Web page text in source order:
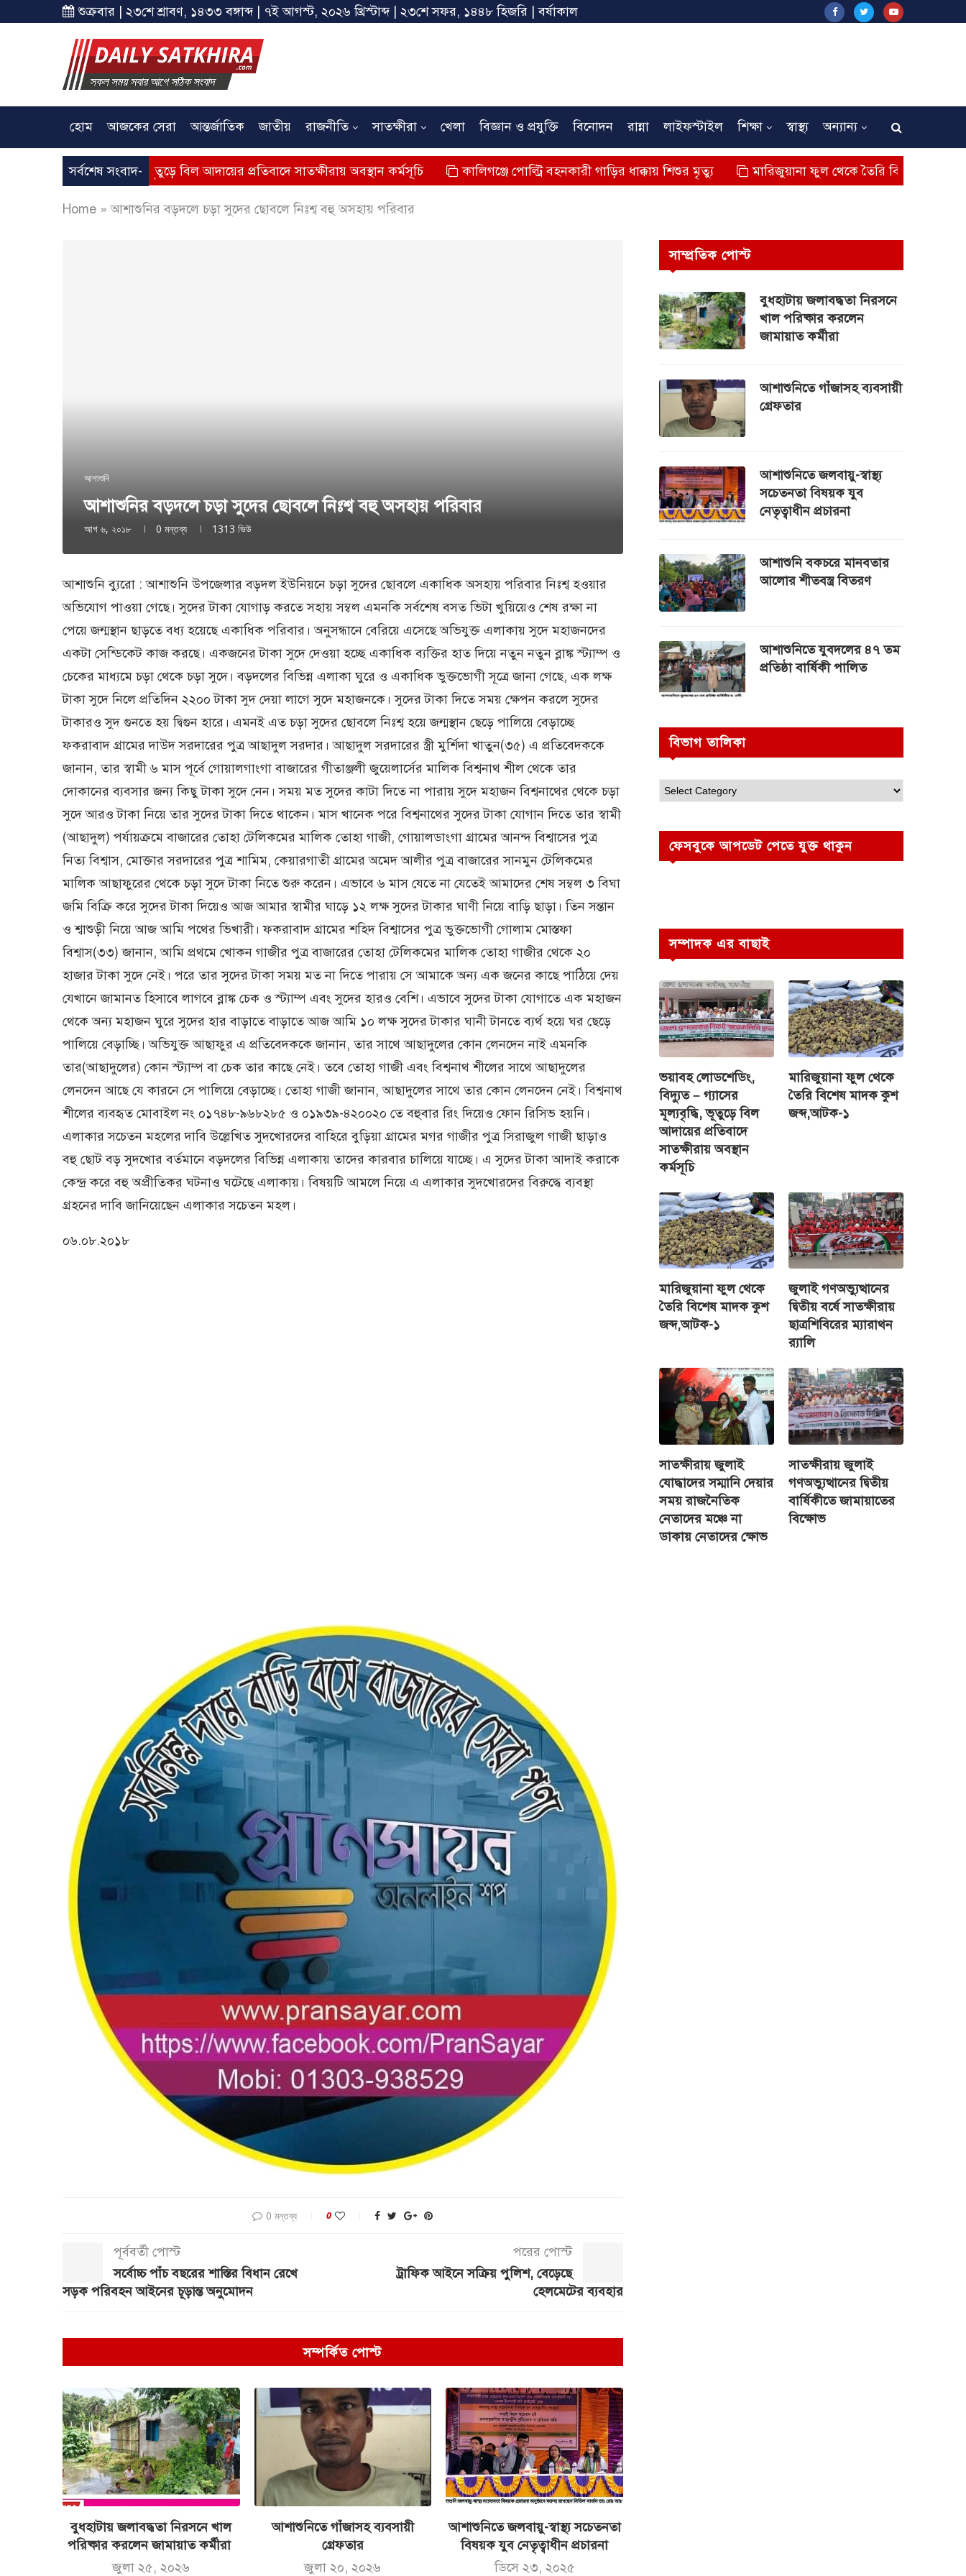
শুক্রবার | ২৩শে শ্রাবণ, ১৪৩৩ বঙ্গাব্দ | ৭ই আগস্ট, ২০২৬ খ্রিস্টাব্দ | ২৩শে সফর, ১৪৪৮ হিজরি | বর্ষাকাল
হোম আজকের সেরা আন্তর্জাতিক জাতীয় রাজনীতি সাতক্ষীরা খেলা বিজ্ঞান ও প্রযুক্তি বিনোদন রান্না লাইফস্টাইল শিক্ষা স্বাস্থ্য অন্যান্য
সর্বশেষ সংবাদ-
মূল্যবৃদ্ধি, ভূতুড়ে বিল আদায়ের প্রতিবাদে সাতক্ষীরায় অবস্থান কর্মসূচি কালিগঞ্জে পোল্ট্রি বহনকারী গাড়ির ধাক্কায় শিশুর মৃত্যু মারিজুয়ানা ফুল থেকে তৈরি বিশেষ মাদক কুশ
Home »আশাশুনির বড়দলে চড়া সুদের ছোবলে নিঃশ্ব বহু অসহায় পরিবার
আশাশুনি
আশাশুনির বড়দলে চড়া সুদের ছোবলে নিঃশ্ব বহু অসহায় পরিবার
আগ ৬, ২০১৮ 0 মন্তব্য 1313 ভিউ
আশাশুনি ব্যুরো : আশাশুনি উপজেলার বড়দল ইউনিয়নে চড়া সুদের ছোবলে একাধিক অসহায় পরিবার নিঃশ্ব হওয়ার
অভিযোগ পাওয়া গেছে। সুদের টাকা যোগাড় করতে সহায় সম্বল এমনকি সর্বশেষ বসত ভিটা খুয়িয়েও শেষ রক্ষা না
পেয়ে জন্মস্থান ছাড়তে বধ্য হয়েছে একাধিক পরিবার। অনুসন্ধানে বেরিয়ে এসেছে অভিযুক্ত এলাকায় সুদে মহাজনদের
একটা সেন্ডিকেট কাজ করছে। একজনের টাকা সুদে দেওয়া হচ্ছে একাধিক ব্যক্তির হাত দিয়ে নতুন নতুন ব্লাঙ্ক স্ট্যাম্প ও
চেকের মাধ্যমে চড়া থেকে চড়া সুদে। বড়দলের বিভিন্ন এলাকা ঘুরে ও একাধিক ভুক্তভোগী সূত্রে জানা গেছে, এক লক্ষ
টাকা সুদে নিলে প্রতিদিন ২২০০ টাকা সুদ দেয়া লাগে সুদে মহাজনকে। সুদের টাকা দিতে সময় ক্ষেপন করলে সুদের
টাকারও সুদ গুনতে হয় দ্বিগুন হারে। এমনই এত চড়া সুদের ছোবলে নিঃশ্ব হয়ে জন্মস্থান ছেড়ে পালিয়ে বেড়াচ্ছে
ফকরাবাদ গ্রামের দাউদ সরদারের পুত্র আছাদুল সরদার। আছাদুল সরদারের স্ত্রী মুর্শিদা খাতুন(৩৫) এ প্রতিবেদককে
জানান, তার স্বামী ৬ মাস পূর্বে গোয়ালগাংগা বাজারের গীতাঞ্জলী জুয়েলার্সের মালিক বিশ্বনাথ শীল থেকে তার
দোকানের ব্যবসার জন্য কিছু টাকা সুদে নেন। সময় মত সুদের কাটা দিতে না পারায় সুদে মহাজন বিশ্বনাথের থেকে চড়া
সুদে আরও টাকা নিয়ে তার সুদের টাকা দিতে থাকেন। মাস খানেক পরে বিশ্বনাথের সুদের টাকা যোগান দিতে তার স্বামী
(আছাদুল) পর্যায়ক্রমে বাজারের তোহা টেলিকমের মালিক তোহা গাজী, গোয়ালডাংগা গ্রামের আনন্দ বিশ্বাসের পুত্র
নিত্য বিশ্বাস, মোক্তার সরদারের পুত্র শামিম, কেয়ারগাতী গ্রামের অমেদ আলীর পুত্র বাজারের সানমুন টেলিকমের
মালিক আছাফুরের থেকে চড়া সুদে টাকা নিতে শুরু করেন। এভাবে ৬ মাস যেতে না যেতেই আমাদের শেষ সম্বল ৩ বিঘা
জমি বিক্রি করে সুদের টাকা দিয়েও আজ আমার স্বামীর ঘাড়ে ১২ লক্ষ সুদের টাকার ঘাণী নিয়ে বাড়ি ছাড়া। তিন সন্তান
ও শ্বাশুড়ী নিয়ে আজ আমি পথের ভিখারী। ফকরাবাদ গ্রামের শহিদ বিশ্বাসের পুত্র ভুক্তভোগী গোলাম মোস্তফা
বিশ্বাস(৩৩) জানান, আমি প্রথমে খোকন গাজীর পুত্র বাজারের তোহা টেলিকমের মালিক তোহা গাজীর থেকে ২০
হাজার টাকা সুদে নেই। পরে তার সুদের টাকা সময় মত না দিতে পারায় সে আমাকে অন্য এক জনের কাছে পাঠিয়ে দেয়
যেখানে জামানত হিসাবে লাগবে ব্লাঙ্ক চেক ও স্ট্যাম্প এবং সুদের হারও বেশি। এভাবে সুদের টাকা যোগাতে এক মহাজন
থেকে অন্য মহাজন ঘুরে সুদের হার বাড়াতে বাড়াতে আজ আমি ১০ লক্ষ সুদের টাকার ঘানী টানতে ব্যর্থ হয়ে ঘর ছেড়ে
পালিয়ে বেড়াচ্ছি। অভিযুক্ত আছাফুর এ প্রতিবেদককে জানান, তার সাথে আছাদুলের কোন লেনদেন নাই এমনকি
তার(আছাদুলের) কোন স্ট্যাম্প বা চেক তার কাছে নেই। তবে তোহা গাজী এবং বিশ্বনাথ শীলের সাথে আছাদুলের
লেনদেন আছে যে কারনে সে পালিয়ে বেড়াচ্ছে। তোহা গাজী জানান, আছাদুলের সাথে তার কোন লেনদেন নেই। বিশ্বনাথ
শীলের ব্যবহৃত মোবাইল নং ০১৭৪৮-৯৬৮২৮৫ ও ০১৯৩৯-৪২০০২০ তে বহুবার রিং দিয়েও ফোন রিসিভ হয়নি।
এলাকার সচেতন মহলের দাবি উল্লেখিত সুদখোরদের বাহিরে বুড়িয়া গ্রামের মগর গাজীর পুত্র সিরাজুল গাজী ছাড়াও
বহু ছোট বড় সুদখোর বর্তমানে বড়দলের বিভিন্ন এলাকায় তাদের কারবার চালিয়ে যাচ্ছে। এ সুদের টাকা আদাই করাকে
কেন্দ্র করে বহু অপ্রীতিকর ঘটনাও ঘটেছে এলাকায়। বিষয়টি আমলে নিয়ে এ এলাকার সুদখোরদের বিরুদ্ধে ব্যবস্থা
গ্রহনের দাবি জানিয়েছেন এলাকার সচেতন মহল।
০৬.০৮.২০১৮
0 মন্তব্য 0
পূর্ববর্তী পোস্ট
সর্বোচ্চ পাঁচ বছরের শাস্তির বিধান রেখে
সড়ক পরিবহন আইনের চূড়ান্ত অনুমোদন
পরের পোস্ট
ট্রাফিক আইনে সক্রিয় পুলিশ, বেড়েছে
হেলমেটের ব্যবহার
সম্পর্কিত পোস্ট
বুধহাটায় জলাবদ্ধতা নিরসনে খাল
পরিষ্কার করলেন জামায়াত কর্মীরা
জুলা ২৫, ২০২৬
আশাশুনিতে গাঁজাসহ ব্যবসায়ী
গ্রেফতার
জুলা ২০, ২০২৬
আশাশুনিতে জলবায়ু-স্বাস্থ্য সচেতনতা
বিষয়ক যুব নেতৃত্বাধীন প্রচারনা
ডিসে ২৩, ২০২৫
সাম্প্রতিক পোস্ট
বুধহাটায় জলাবদ্ধতা নিরসনে
খাল পরিষ্কার করলেন
জামায়াত কর্মীরা
আশাশুনিতে গাঁজাসহ ব্যবসায়ী
গ্রেফতার
আশাশুনিতে জলবায়ু-স্বাস্থ্য
সচেতনতা বিষয়ক যুব
নেতৃত্বাধীন প্রচারনা
আশাশুনি বকচরে মানবতার
আলোর শীতবস্ত্র বিতরণ
আশাশুনিতে যুবদলের ৪৭ তম
প্রতিষ্ঠা বার্ষিকী পালিত
বিভাগ তালিকা
ফেসবুকে আপডেট পেতে যুক্ত থাকুন
সম্পাদক এর বাছাই
ভয়াবহ লোডশেডিং,
বিদ্যুত – গ্যাসের
মূল্যবৃদ্ধি, ভূতুড়ে বিল
আদায়ের প্রতিবাদে
সাতক্ষীরায় অবস্থান
কর্মসূচি
মারিজুয়ানা ফুল থেকে
তৈরি বিশেষ মাদক কুশ
জব্দ,আটক-১
মারিজুয়ানা ফুল থেকে
তৈরি বিশেষ মাদক কুশ
জব্দ,আটক-১
জুলাই গণঅভ্যুত্থানের
দ্বিতীয় বর্ষে সাতক্ষীরায়
ছাত্রশিবিরের ম্যারাথন
র‌্যালি
সাতক্ষীরায় জুলাই
যোদ্ধাদের সম্মানি দেয়ার
সময় রাজনৈতিক
নেতাদের মঞ্চে না
ডাকায় নেতাদের ক্ষোভ
সাতক্ষীরায় জুলাই
গণঅভ্যুত্থানের দ্বিতীয়
বার্ষিকীতে জামায়াতের
বিক্ষোভ